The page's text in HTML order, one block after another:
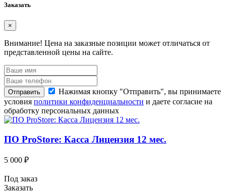
Заказать
×
Внимание! Цена на заказные позиции может отличаться от
представленной цены на сайте.
Отправить
Нажимая кнопку "Отправить", вы принимаете
условия политики конфиденциальности и даете согласие на
обработку персональных данных
ПО ProStore: Касса Лицензия 12 мес.
5 000 ₽
Под заказ
Заказать